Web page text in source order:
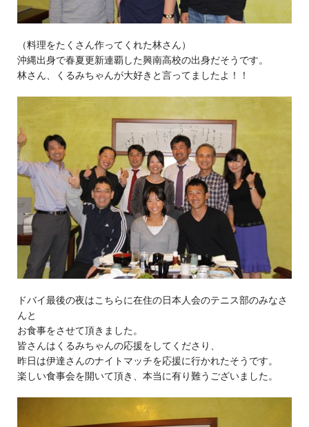
（料理をたくさん作ってくれた林さん）
沖縄出身で春夏更新連覇した興南高校の出身だそうです。
林さん、くるみちゃんが大好きと言ってましたよ！！
ドバイ最後の夜はこちらに在住の日本人会のテニス部のみなさ
んと
お食事をさせて頂きました。
皆さんはくるみちゃんの応援をしてくださり、
昨日は伊達さんのナイトマッチを応援に行かれたそうです。
楽しい食事会を開いて頂き、本当に有り難うございました。